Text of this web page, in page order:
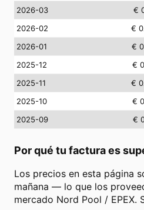
2026-03
€
2026-02
€
2026-01
€
2025-12
€
2025-11
€
2025-10
€
2025-09
€
Por qué tu factura es
Los precios en esta página
mañana — lo que los
mercado Nord Pool / EPEX.